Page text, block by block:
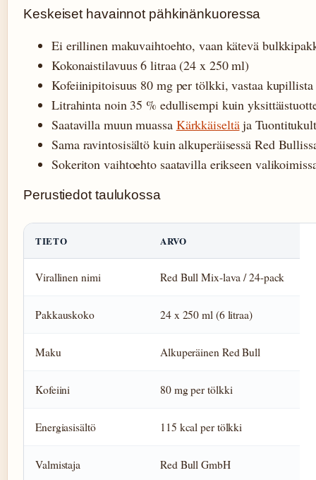
Keskeiset havainnot pähkinänkuoressa
Ei erillinen makuvaihtoehto, vaan kätevä
Kokonaistilavuus 6 litraa (24 x 250 ml)
Kofeiinipitoisuus 80 mg per tölkki, vastaa
Litrahinta noin 35 % edullisempi kuin
Saatavilla muun muassa Kärkkäiseltäja
Sama ravintosisältö kuin alkuperäisessä Red
Sokeriton vaihtoehto saatavilla erikseen
Perustiedot taulukossa
TIETO ARVO
Virallinen nimi Red Bull Mix-lava / 24-pack
Pakkauskoko 24 x 250 ml (6 litraa)
Maku Alkuperäinen Red Bull
Kofeiini 80 mg per tölkki
Energiasisältö 115 kcal per tölkki
Valmistaja Red Bull GmbH